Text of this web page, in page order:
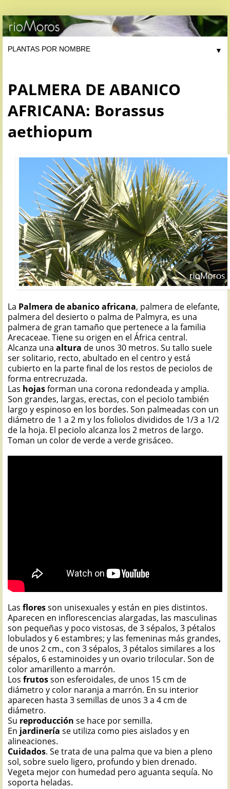
▼
PALMERA DE ABANICO
AFRICANA: Borassus
aethiopum
La Palmera de abanico africana, palmera de elefante,
palmera del desierto o palma de Palmyra, es una
palmera de gran tamaño que pertenece a la familia
Arecaceae. Tiene su origen en el África central.
Alcanza una altura de unos 30 metros. Su tallo suele
ser solitario, recto, abultado en el centro y está
cubierto en la parte final de los restos de peciolos de
forma entrecruzada.
Las hojasforman una corona redondeada y amplia.
Son grandes, largas, erectas, con el peciolo también
largo y espinoso en los bordes. Son palmeadas con un
diámetro de 1 a 2 m y los foliolos divididos de 1/3 a 1/2
de la hoja. El peciolo alcanza los 2 metros de largo.
Toman un color de verde a verde grisáceo.
Las floresson unisexuales y están en pies distintos.
Aparecen en inflorescencias alargadas, las masculinas
son pequeñas y poco vistosas, de 3 sépalos, 3 pétalos
lobulados y 6 estambres; y las femeninas más grandes,
de unos 2 cm., con 3 sépalos, 3 pétalos similares a los
sépalos, 6 estaminoides y un ovario trilocular. Son de
color amarillento a marrón.
Los frutosson esferoidales, de unos 15 cm de
diámetro y color naranja a marrón. En su interior
aparecen hasta 3 semillas de unos 3 a 4 cm de
diámetro.
Su reproducción se hace por semilla.
En jardinería se utiliza como pies aislados y en
alineaciones.
Cuidados. Se trata de una palma que va bien a pleno
sol, sobre suelo ligero, profundo y bien drenado.
Vegeta mejor con humedad pero aguanta sequía. No
soporta heladas.